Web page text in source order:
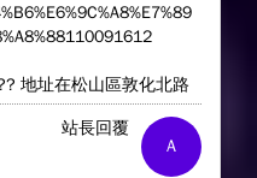
地址在松山區敦化北路
A
站長回覆